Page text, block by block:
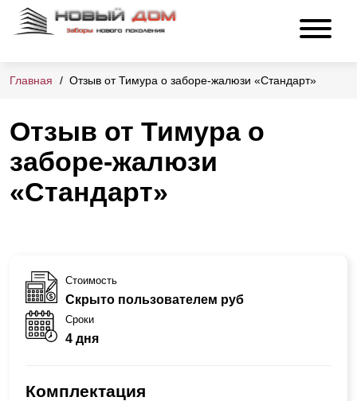
Главная Отзыв от Тимура о заборе-жалюзи «Стандарт»
Отзыв от Тимура о
заборе-жалюзи
«Стандарт»
Стоимость
Скрыто пользователем руб
Сроки
4 дня
Комплектация